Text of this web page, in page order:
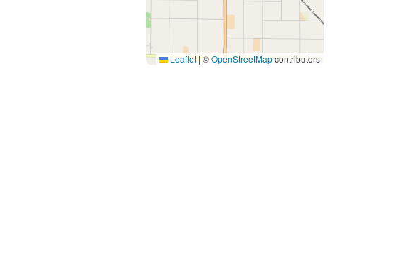
Leaflet | ©OpenStreetMapcontributors